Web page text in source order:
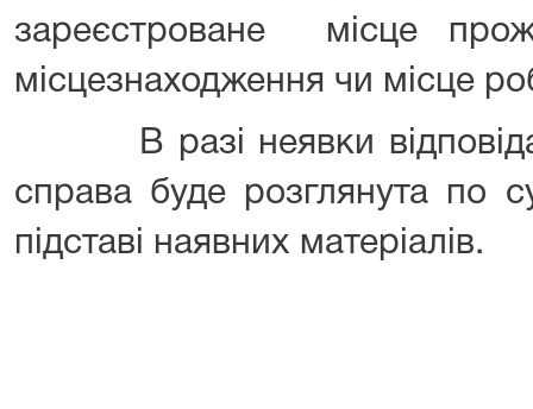
зареєстроване місце
місцезнаходження чи місце
В разі неявки
справа буде розглянута по
підставі наявних матеріалів.